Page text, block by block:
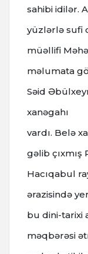
sahibi idilər.
yüzlərlə sufi
müəllifi
məlumata
Səid
xanəgahı
vardı. Belə
gəlib çıxmış
Hacıqabul
ərazisində
bu dini-tarixi
məqbərəsi